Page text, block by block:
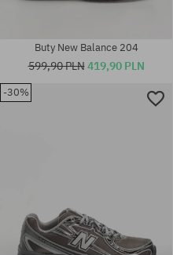
Buty New Balance 204
599,90 PLN419,90 PLN
-30%